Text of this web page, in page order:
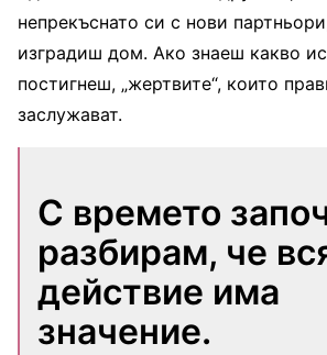
непрекъснато си с нови
изградиш дом. Ако знаеш какво
постигнеш, „жертвите“, които
заслужават.
С времето
разбирам, че
действие има
значение.